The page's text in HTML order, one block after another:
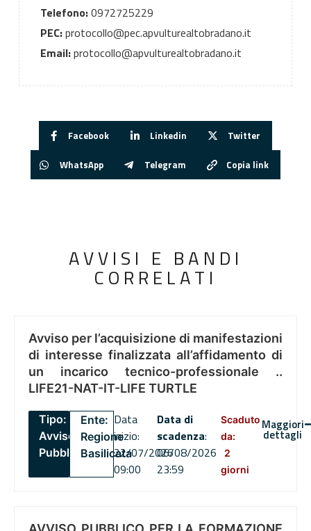
Telefono:0972725229
PEC:protocollo@pec.apvulturealtobradano.it
Email:protocollo@apvulturealtobradano.it
Facebook Linkedin Twitter
WhatsApp Telegram Copia link
AVVISI E BANDI
CORRELATI
Avviso per l’acquisizione di manifestazioni
di interesse finalizzata all’affidamento di
un incarico tecnico-professionale ..
LIFE21-NAT-IT-LIFE TURTLE
Tipo:
Avviso
Pubblico
Ente:
Regione
Basilicata
Data
inizio:
22/07/2026
09:00
Data di
scadenza:
06/08/2026
23:59
Scaduto
da:
2
giorni
Maggiori
dettagli